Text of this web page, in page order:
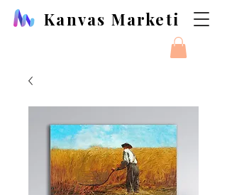
Kanvas Marketi